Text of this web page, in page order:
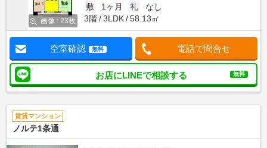
画像 : 23枚
敷
1ヶ月 礼
なし
3階
3LDK 58.13㎡
空室確認 無料 電話で問合せ
お店にLINEで相談する 無料
賃貸マンション
ノルテ1条通